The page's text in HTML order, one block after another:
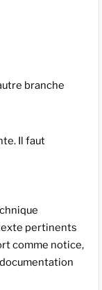
branche
Il faut
pertinents
comme notice,